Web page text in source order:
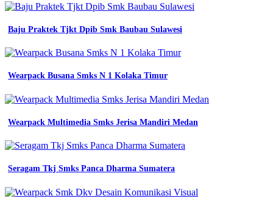
Baju Praktek Tjkt Dpib Smk Baubau Sulawesi
Wearpack Busana Smks N 1 Kolaka Timur
Wearpack Multimedia Smks Jerisa Mandiri Medan
Seragam Tkj Smks Panca Dharma Sumatera